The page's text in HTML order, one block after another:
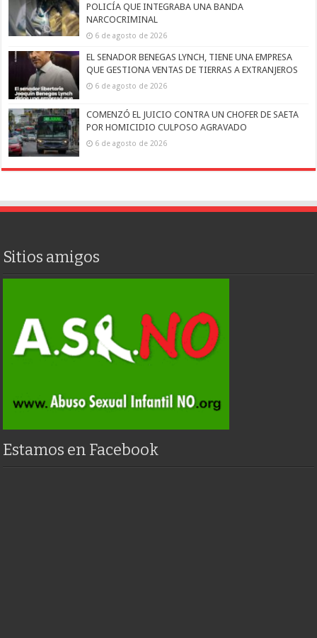
POLICÍA QUE INTEGRABA UNA BANDA
NARCOCRIMINAL
6 de agosto de 2026
EL SENADOR BENEGAS LYNCH, TIENE UNA EMPRESA
QUE GESTIONA VENTAS DE TIERRAS A EXTRANJEROS
6 de agosto de 2026
COMENZÓ EL JUICIO CONTRA UN CHOFER DE SAETA
POR HOMICIDIO CULPOSO AGRAVADO
6 de agosto de 2026
Sitios amigos
Estamos en Facebook